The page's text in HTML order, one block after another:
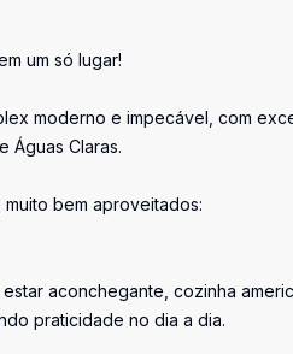
um só lugar!
moderno e impecável, com
Águas Claras.
bem aproveitados:
aconchegante, cozinha
praticidade no dia a dia.